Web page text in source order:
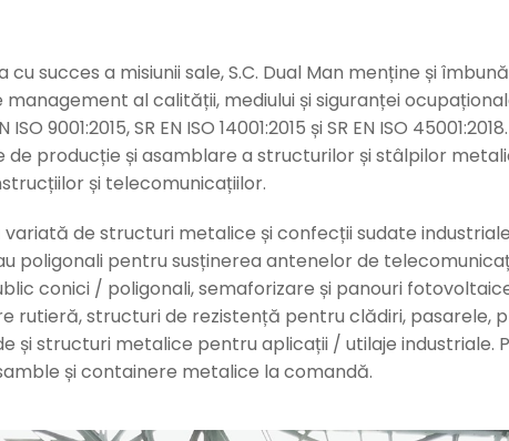
cu succes a misiunii sale, S.C. Dual Man menține și
al calității, mediului și siguranței
9001:2015, SR EN ISO 14001:2015 și SR EN ISO
de producție și asamblare a structurilor și stâlpilor
și telecomunicațiilor.
de structuri metalice și confecții sudate
poligonali pentru susținerea antenelor de
conici / poligonali, semaforizare și panouri
rutieră, structuri de rezistență pentru clădiri, pasarele,
și structuri metalice pentru aplicații / utilaje industriale.
și containere metalice la comandă.